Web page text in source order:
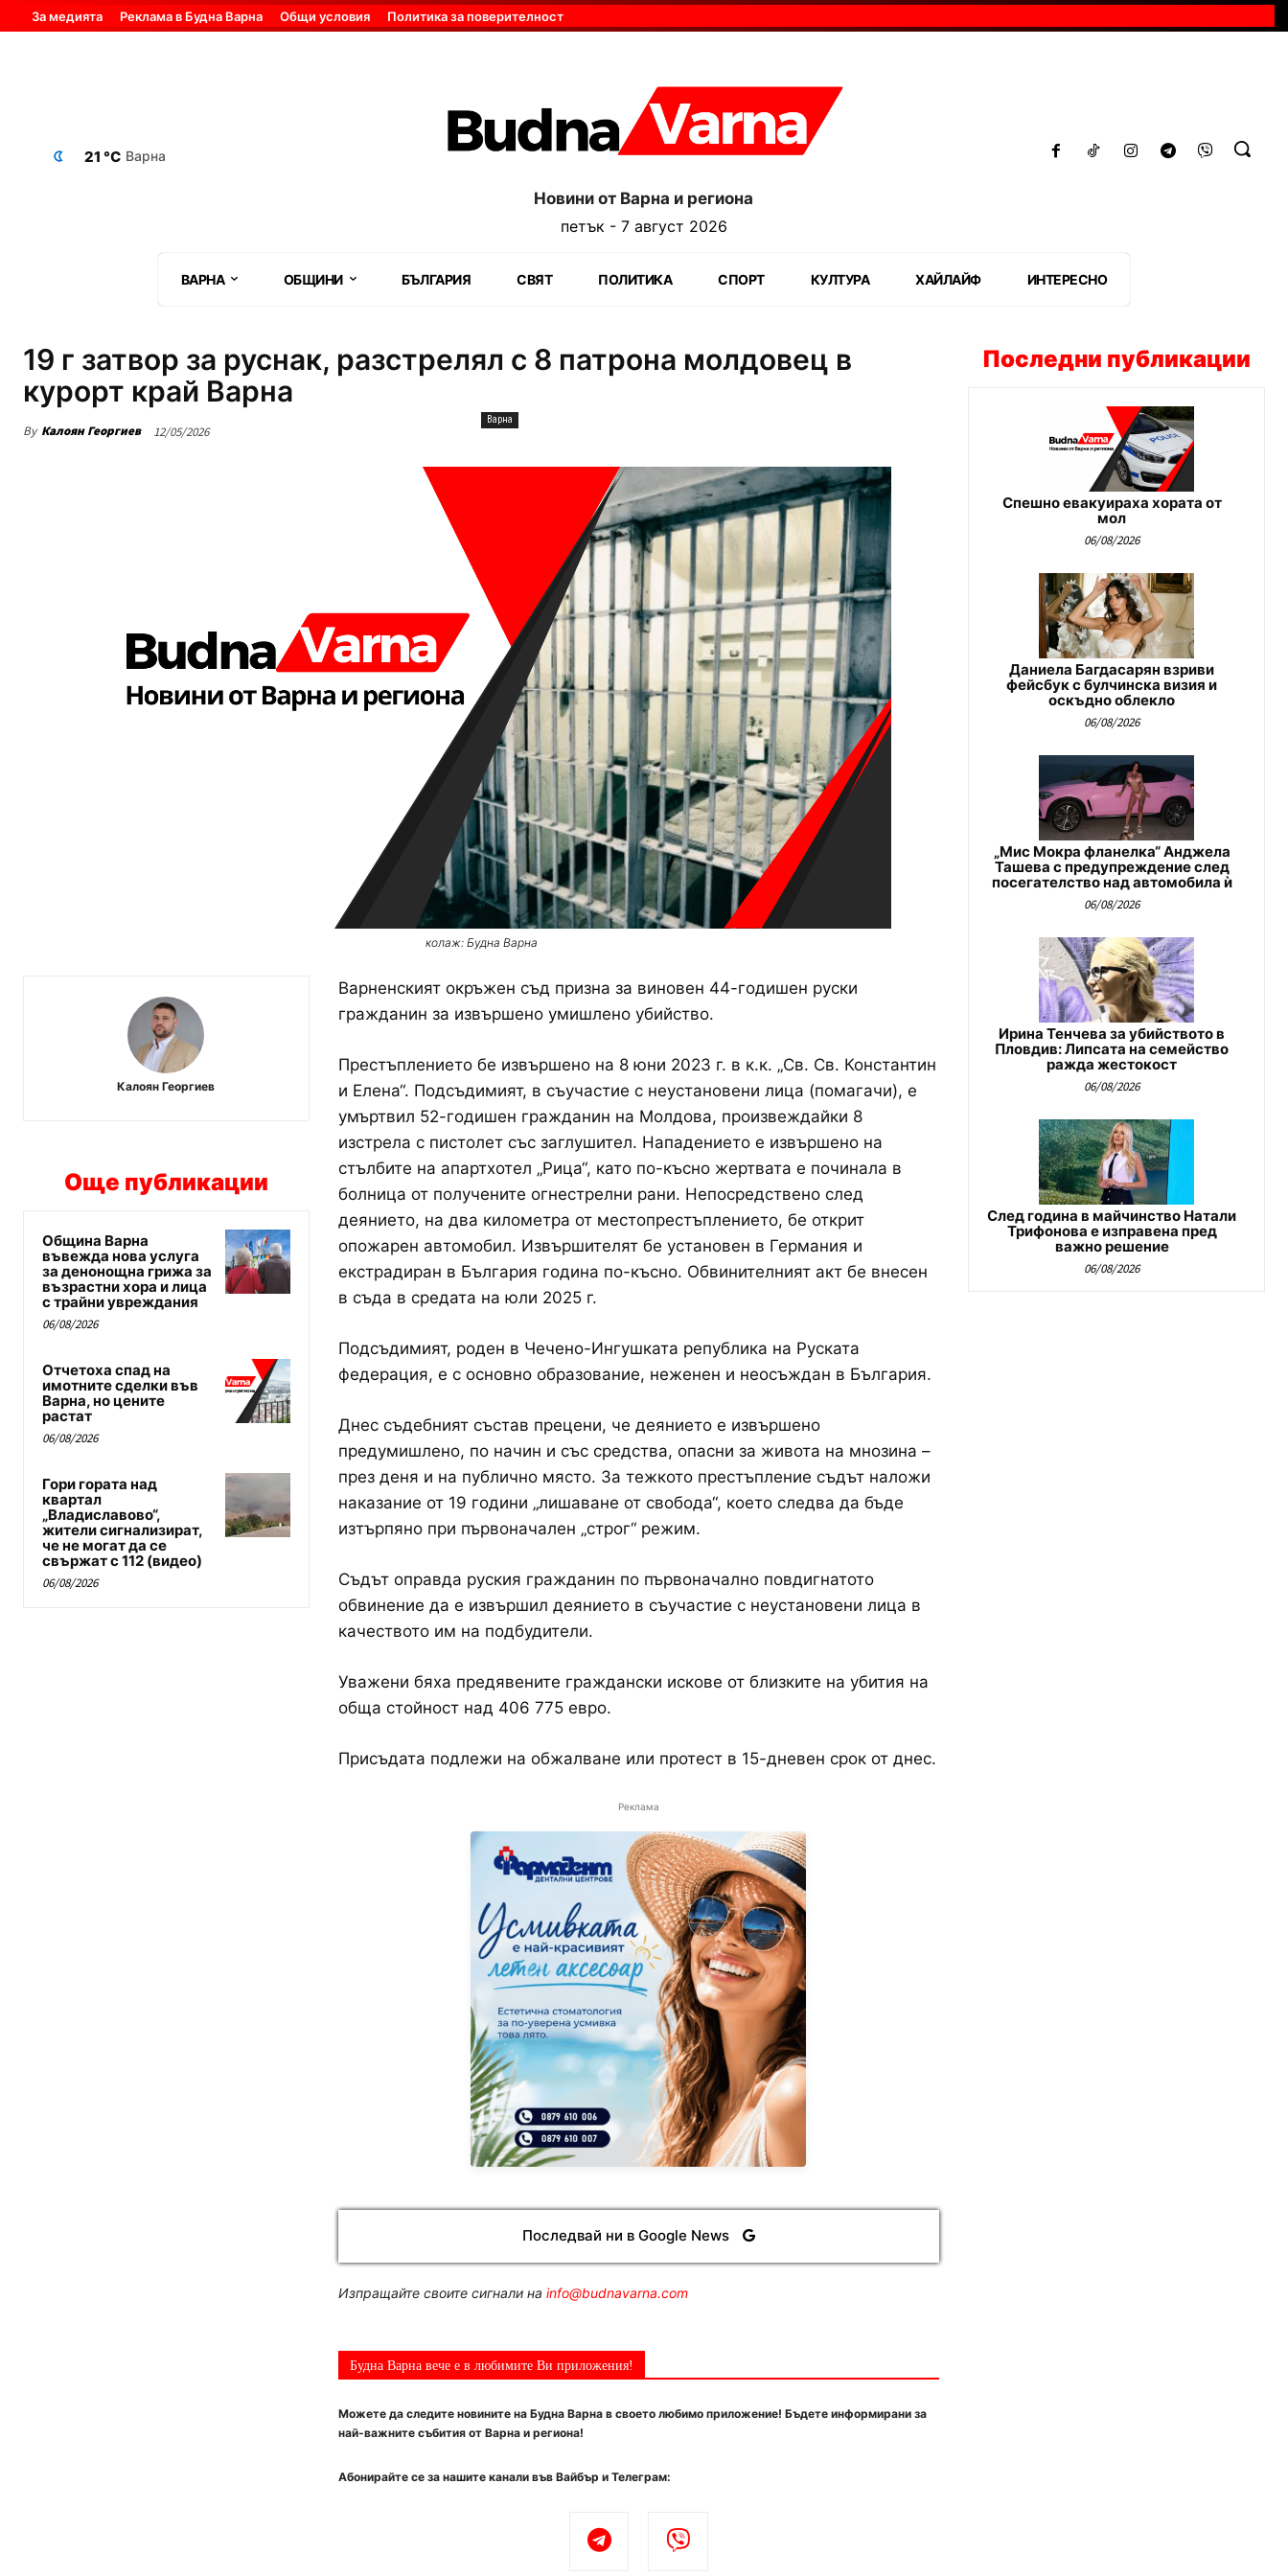
За медията Реклама в Будна Варна Общи условия Политика за поверителност
21 °C Варна
Новини от Варна и региона
петък - 7 август 2026
ВАРНА ОБЩИНИ БЪЛГАРИЯ СВЯТ ПОЛИТИКА СПОРТ КУЛТУРА ХАЙЛАЙФ ИНТЕРЕСНО
19 г затвор за руснак, разстрелял с 8 патрона молдовец в
курорт край Варна
By Калоян Георгиев 12/05/2026
Варна
колаж: Будна Варна
Калоян Георгиев
Още публикации
Община Варна
въвежда нова услуга
за денонощна грижа за
възрастни хора и лица
с трайни увреждания
06/08/2026
Отчетоха спад на
имотните сделки във
Варна, но цените
растат
06/08/2026
Гори гората над
квартал
„Владиславово“,
жители сигнализират,
че не могат да се
свържат с 112 (видео)
06/08/2026
Варненският окръжен съд призна за виновен 44-годишен руски
гражданин за извършено умишлено убийство.
Престъплението бе извършено на 8 юни 2023 г. в к.к. „Св. Св. Константин
и Елена“. Подсъдимият, в съучастие с неустановени лица (помагачи), е
умъртвил 52-годишен гражданин на Молдова, произвеждайки 8
изстрела с пистолет със заглушител. Нападението е извършено на
стълбите на апартхотел „Рица“, като по-късно жертвата е починала в
болница от получените огнестрелни рани. Непосредствено след
деянието, на два километра от местопрестъплението, бе открит
опожарен автомобил. Извършителят бе установен в Германия и
екстрадиран в България година по-късно. Обвинителният акт бе внесен
в съда в средата на юли 2025 г.
Подсъдимият, роден в Чечено-Ингушката република на Руската
федерация, е с основно образование, неженен и неосъждан в България.
Днес съдебният състав прецени, че деянието е извършено
предумишлено, по начин и със средства, опасни за живота на мнозина –
през деня и на публично място. За тежкото престъпление съдът наложи
наказание от 19 години „лишаване от свобода“, което следва да бъде
изтърпяно при първоначален „строг“ режим.
Съдът оправда руския гражданин по първоначално повдигнатото
обвинение да е извършил деянието в съучастие с неустановени лица в
качеството им на подбудители.
Уважени бяха предявените граждански искове от близките на убития на
обща стойност над 406 775 евро.
Присъдата подлежи на обжалване или протест в 15-дневен срок от днес.
Реклама
Последвай ни в Google News
Изпращайте своите сигнали на info@budnavarna.com
Будна Варна вече е в любимите Ви приложения!
Можете да следите новините на Будна Варна в своето любимо приложение! Бъдете информирани за
най-важните събития от Варна и региона!
Абонирайте се за нашите канали във Вайбър и Телеграм:
Последни публикации
Спешно евакуираха хората от
мол
06/08/2026
Даниела Багдасарян взриви
фейсбук с булчинска визия и
оскъдно облекло
06/08/2026
„Мис Мокра фланелка“ Анджела
Ташева с предупреждение след
посегателство над автомобила ѝ
06/08/2026
Ирина Тенчева за убийството в
Пловдив: Липсата на семейство
ражда жестокост
06/08/2026
След година в майчинство Натали
Трифонова е изправена пред
важно решение
06/08/2026